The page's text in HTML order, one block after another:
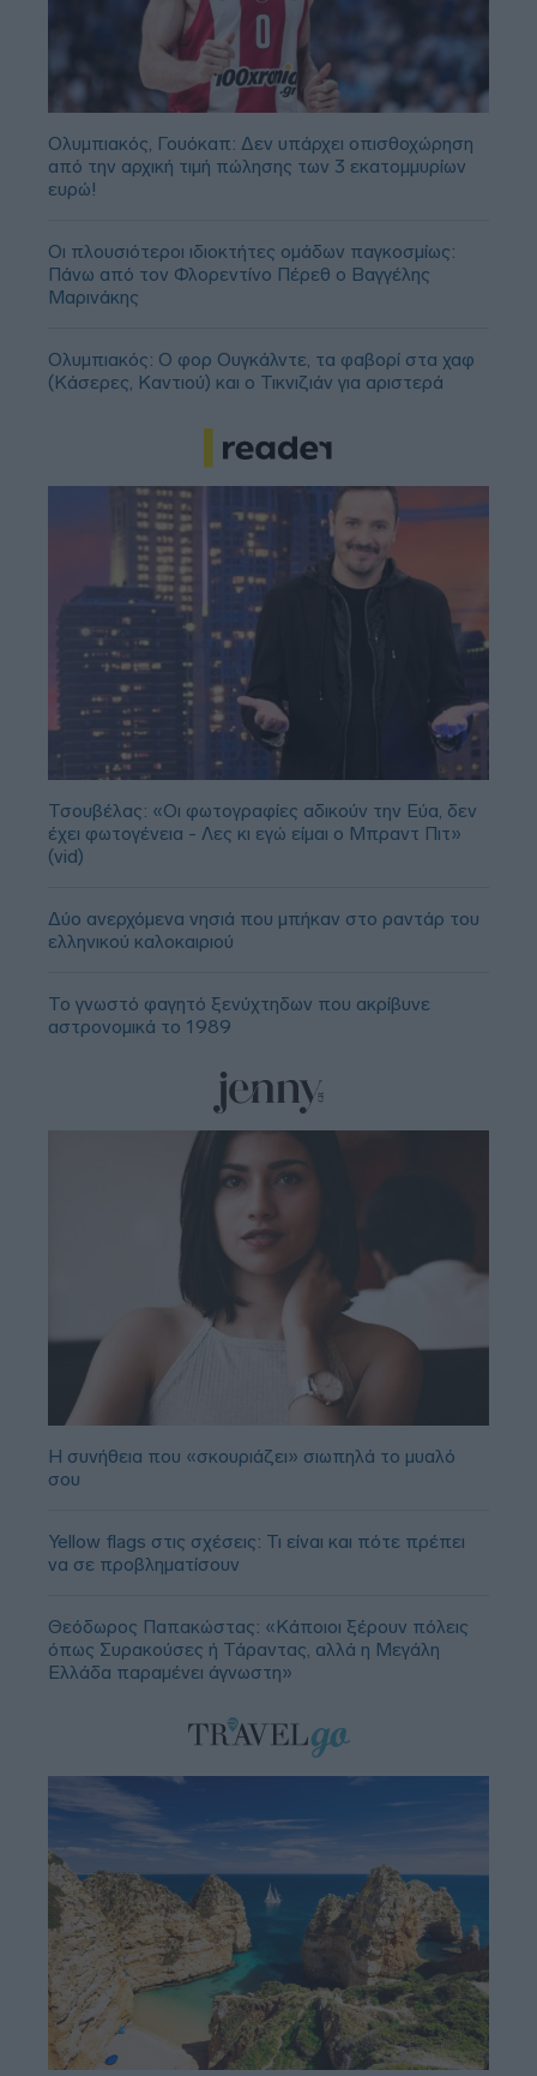
Ολυμπιακός, Γουόκαπ: Δεν υπάρχει οπισθοχώρηση
από την αρχική τιμή πώλησης των 3 εκατομμυρίων
ευρώ!
Οι πλουσιότεροι ιδιοκτήτες ομάδων παγκοσμίως:
Πάνω από τον Φλορεντίνο Πέρεθ ο Βαγγέλης
Μαρινάκης
Ολυμπιακός: Ο φορ Ουγκάλντε, τα φαβορί στα χαφ
(Κάσερες, Καντιού) και ο Τικνιζιάν για αριστερά
Τσουβέλας: «Οι φωτογραφίες αδικούν την Εύα, δεν
έχει φωτογένεια - Λες κι εγώ είμαι ο Μπραντ Πιτ»
(vid)
Δύο ανερχόμενα νησιά που μπήκαν στο ραντάρ του
ελληνικού καλοκαιριού
Το γνωστό φαγητό ξενύχτηδων που ακρίβυνε
αστρονομικά το 1989
Η συνήθεια που «σκουριάζει» σιωπηλά το μυαλό
σου
Yellow flags στις σχέσεις: Τι είναι και πότε πρέπει
να σε προβληματίσουν
Θεόδωρος Παπακώστας: «Κάποιοι ξέρουν πόλεις
όπως Συρακούσες ή Τάραντας, αλλά η Μεγάλη
Ελλάδα παραμένει άγνωστη»